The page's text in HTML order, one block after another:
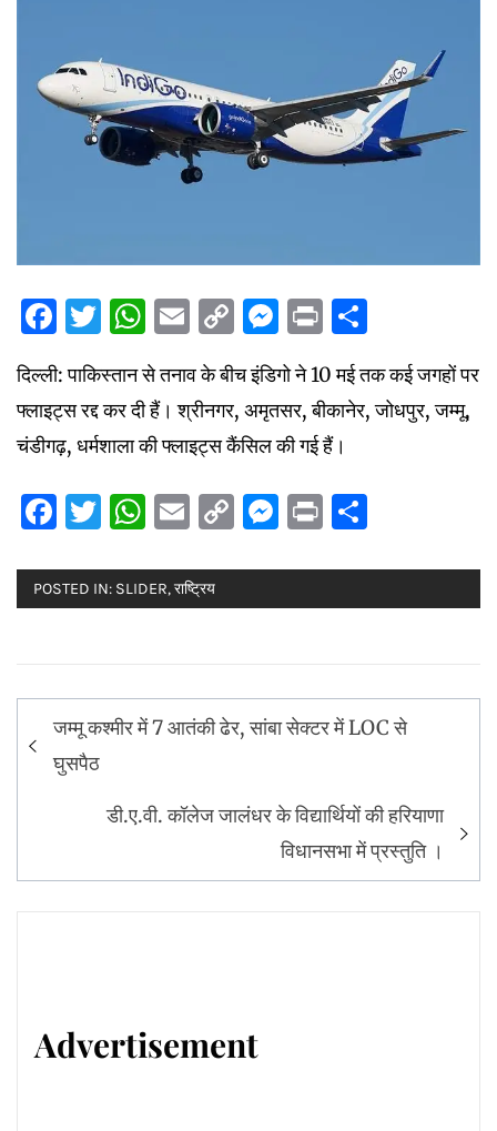
Facebook
Twitter
WhatsApp
Email
Copy
Link
Messenger
Print
दिल्ली: पाकिस्तान से तनाव के बीच इंडिगो ने 10 मई तक कई जगहों पर
फ्लाइट्स रद्द कर दी हैं। श्रीनगर, अमृतसर, बीकानेर, जोधपुर, जम्मू,
चंडीगढ़, धर्मशाला की फ्लाइट्स कैंसिल की गई हैं।
Facebook
Twitter
WhatsApp
Email
CopyMessenger
Print
POSTED IN: SLIDER,राष्ट्रिय
Post
navigation
जम्मू कश्मीर में 7 आतंकी ढेर, सांबा सेक्टर में LOC से
घुसपैठ
डी.ए.वी. कॉलेज जालंधर के विद्यार्थियों की हरियाणा
विधानसभा में प्रस्तुति ।
Advertisement